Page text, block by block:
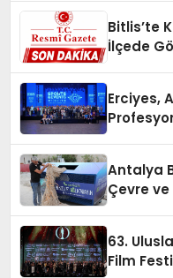
Bitlis’te
İlçede
Erciyes,
Antalya
Çevre ve
63.
Film